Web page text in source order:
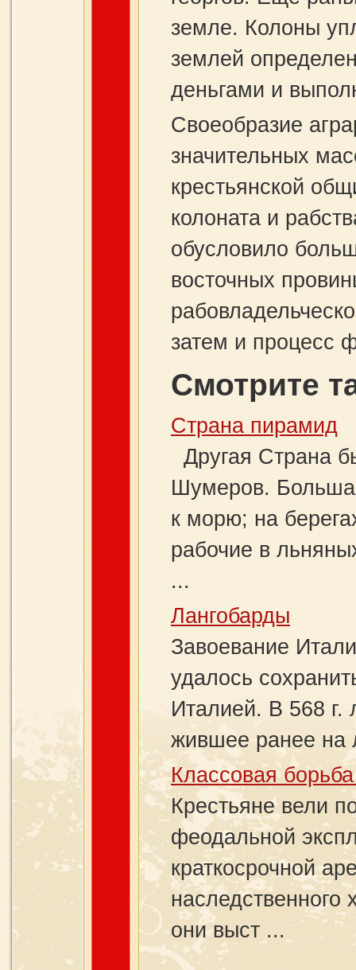
земле. Колоны
землей
деньгами и
Своеобразие
значительных
крестьянской
колоната и
обусловило
восточных
затем и процесс
Смотрите
Страна пирамид
Другая Страна
Шумеров.
к морю; на
рабочие в
...
Лангобарды
Завоевание
удалось
Италией. В 568 г.
жившее ранее на
Классовая
Крестьяне вели
феодальной
краткосрочной
наследственного
они выст ...